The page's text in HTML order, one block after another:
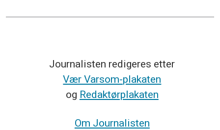
Journalisten redigeres etter
Vær Varsom-plakaten
og Redaktørplakaten
Om Journalisten